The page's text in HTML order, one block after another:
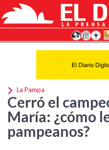
La Pampa
Cerró el
María: ¿cómo
pampeanos?